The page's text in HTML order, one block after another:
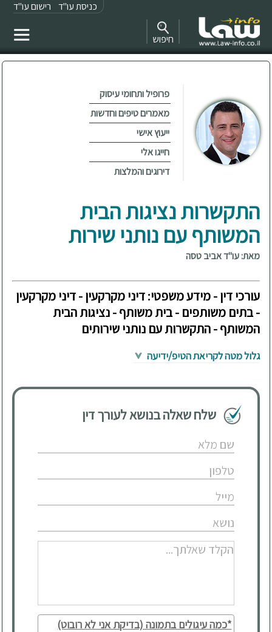
כניסת עו"ד רישום עו"ד
חיפוש
פרופיל ותחומי עיסוק
מאמרים טיפים וחדשות
ייעוץ אישי
חייגו אלי
דירוגים והמלצות
התקשרות נציגות הבית
המשותף עם נותני שירות
מאת: עו"ד אביב טסה
עורכי דין - מידע משפטי: דיני מקרקעין - דיני מקרקעין
- בתים משותפים - בית משותף - נציגות הבית
המשותף - התקשרות עם נותני שירותים
גלול מטה לקריאת הטיפ/ידיעה
שלח שאלה בנושא לעורך דין
*כמה עיגולים בתמונה (בדיקת אני לא רובוט)